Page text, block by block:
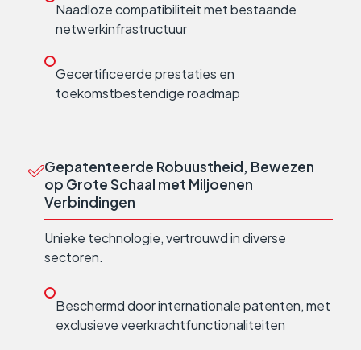
Naadloze compatibiliteit met bestaande
netwerkinfrastructuur
Gecertificeerde prestaties en
toekomstbestendige roadmap
Gepatenteerde Robuustheid, Bewezen
op Grote Schaal met Miljoenen
Verbindingen
Unieke technologie, vertrouwd in diverse
sectoren.
Beschermd door internationale patenten, met
exclusieve veerkrachtfunctionaliteiten